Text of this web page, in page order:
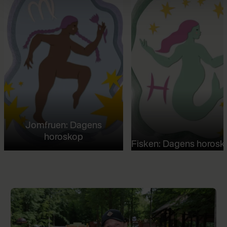
Jomfruen: Dagens
horoskop
Fisken: Dagens